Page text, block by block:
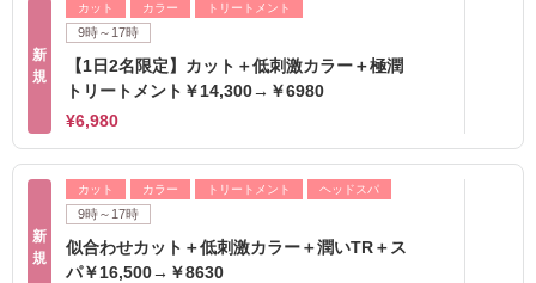
新
規
カット カラー トリートメント
9時～17時
【1日2名限定】カット＋低刺激カラー＋極潤
トリートメント￥14,300→￥6980
¥6,980
新
規
カット カラー トリートメント ヘッドスパ
9時～17時
似合わせカット＋低刺激カラー＋潤いTR＋ス
パ￥16,500→￥8630